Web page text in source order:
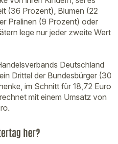
(36 Prozent), Blumen (22
Pralinen (9 Prozent) oder
lege nur jeder zweite Wert
Deutschland
Drittel der Bundesbürger (30
im Schnitt für 18,72 Euro
mit einem Umsatz von
her?